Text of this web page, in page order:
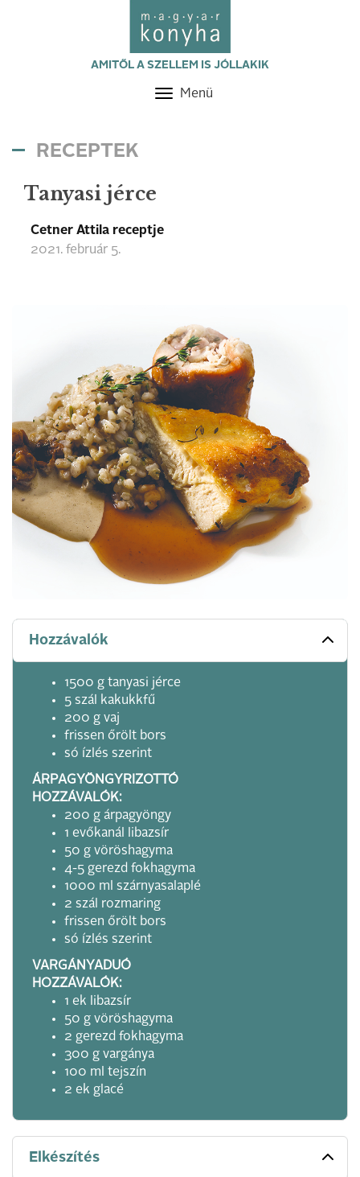
AMITŐL A SZELLEM IS JÓLLAKIK
Toggle
Menü
RECEPTEK
Tanyasi jérce
Cetner Attila receptje
2021. február 5.
Hozzávalók
1500 g tanyasi jérce
5 szál kakukkfű
200 g vaj
frissen őrölt bors
só ízlés szerint
ÁRPAGYÖNGYRIZOTTÓ
HOZZÁVALÓK:
200 g árpagyöngy
1 evőkanál libazsír
50 g vöröshagyma
4-5 gerezd fokhagyma
1000 ml szárnyasalaplé
2 szál rozmaring
frissen őrölt bors
só ízlés szerint
VARGÁNYADUÓ
HOZZÁVALÓK:
1 ek libazsír
50 g vöröshagyma
2 gerezd fokhagyma
300 g vargánya
100 ml tejszín
2 ek glacé
Elkészítés